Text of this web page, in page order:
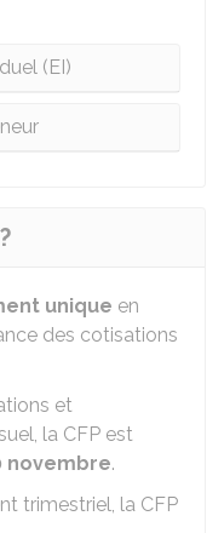
(EI)
unique en
des cotisations
et
la CFP est
novembre.
trimestriel, la CFP